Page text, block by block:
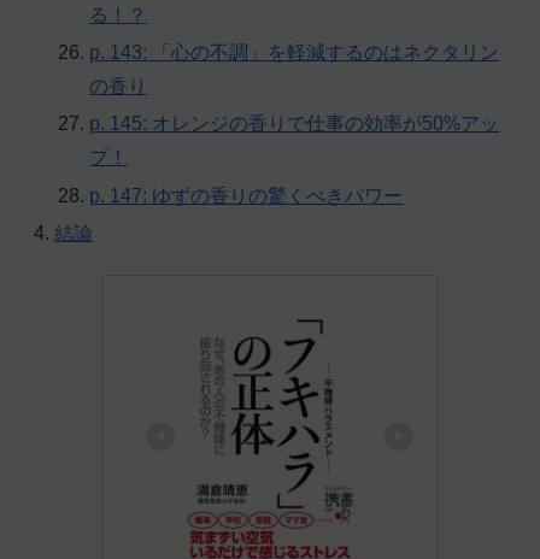
る！？
p. 143: 「心の不調」を軽減するのはネクタリン
の香り
p. 145: オレンジの香りで仕事の効率が50%アッ
プ！
p. 147: ゆずの香りの驚くべきパワー
結論